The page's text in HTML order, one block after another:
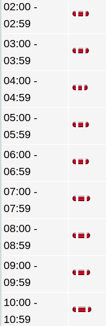
02:00 -
02:59
03:00 -
03:59
04:00 -
04:59
05:00 -
05:59
06:00 -
06:59
07:00 -
07:59
08:00 -
08:59
09:00 -
09:59
10:00 -
10:59